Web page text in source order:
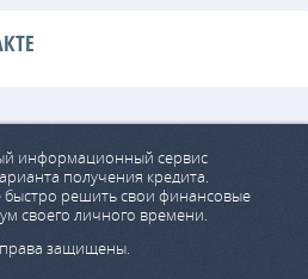
информационный сервис
получения кредита.
быстро решить свои финансовые
своего личного времени.
защищены.